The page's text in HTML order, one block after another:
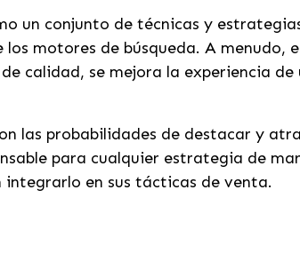
un conjunto de técnicas y
motores de búsqueda. A menudo,
calidad, se mejora la experiencia
las probabilidades de destacar y
para cualquier estrategia de
integrarlo en sus tácticas de venta.